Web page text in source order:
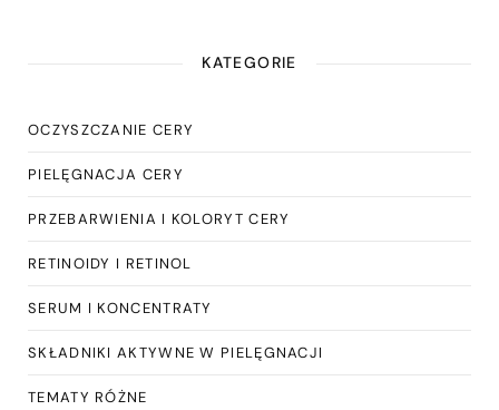
KATEGORIE
OCZYSZCZANIE CERY
PIELĘGNACJA CERY
PRZEBARWIENIA I KOLORYT CERY
RETINOIDY I RETINOL
SERUM I KONCENTRATY
SKŁADNIKI AKTYWNE W PIELĘGNACJI
TEMATY RÓŻNE